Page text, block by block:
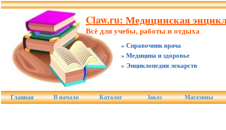
Claw.ru: Медицинская
Всё для учебы, работы и отдыха
» Справочник врача
» Медицина и здоровье
» Энциклопедия лекарств
Главная В начало Каталог Заказ Магазины